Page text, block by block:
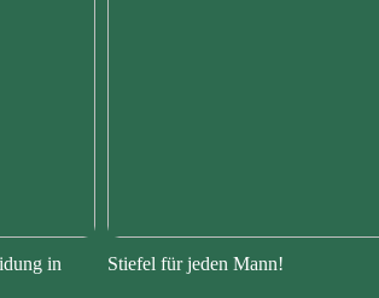
in
Stiefel für jeden Mann!